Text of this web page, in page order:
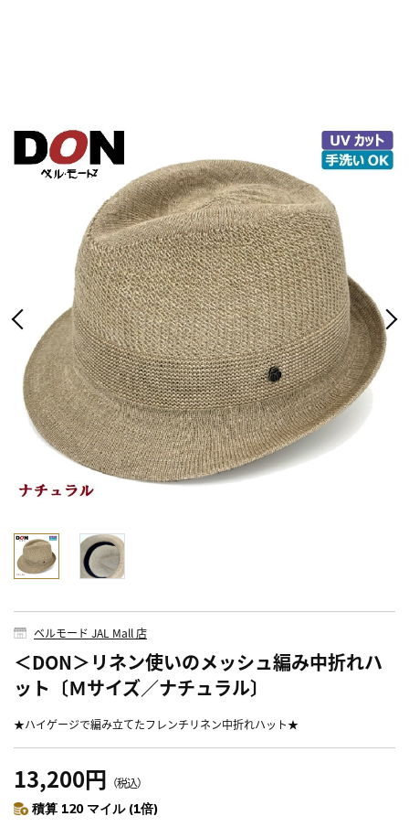
ベルモード JAL Mall 店
＜DON＞リネン使いのメッシュ編み中折れハ
ット〔Ｍサイズ／ナチュラル〕
★ハイゲージで編み立てたフレンチリネン中折れハット★
13,200円 （税込）
積算 120 マイル (1倍)